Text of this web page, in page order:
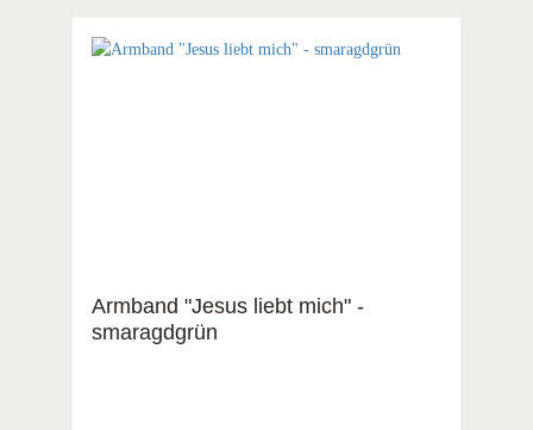
Armband "Jesus liebt mich" -
smaragdgrün